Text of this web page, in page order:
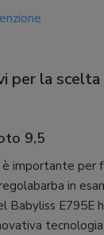
per la
9,5
importante per
in
Babyliss E795E
tecnologia